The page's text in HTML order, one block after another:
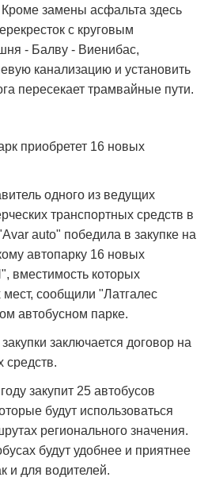
замены асфальта здесь
с круговым
- Балву - Виенибас,
канализацию и установить
пересекает трамвайные пути.
приобретет 16 новых
одного из ведущих
транспортных средств в
auto" победила в закупке на
автопарку 16 новых
вместимость которых
сообщили "Латгалес
автобусном парке.
заключается договор на
средств.
закупит 25 автобусов
будут использоваться
регионального значения.
будут удобнее и приятнее
и для водителей.